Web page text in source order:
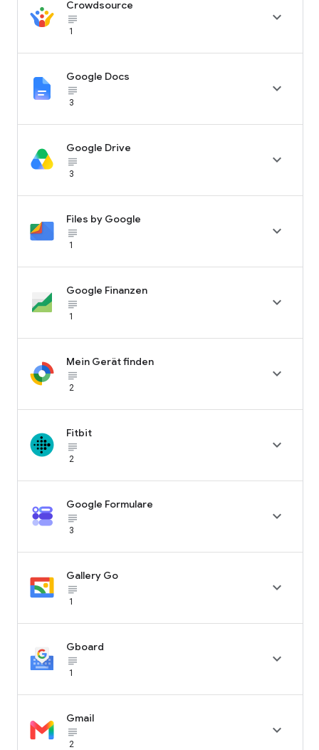
Crowdsource
subject_black
1

Google Docs
subject_black
3

Google Drive
subject_black
3

Files by Google
subject_black
1

Google Finanzen
subject_black
1

Mein Gerät finden
subject_black
2

Fitbit
subject_black
2

Google Formulare
subject_black
3

Gallery Go
subject_black
1

Gboard
subject_black
1

Gmail
subject_black
2
